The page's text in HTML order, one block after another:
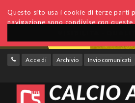
Questo sito usa i cookie di terze parti
navigazione sono condivise con
Accedi Archivio Invio comunicati